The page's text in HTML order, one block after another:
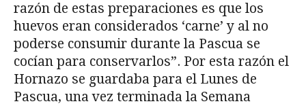
razón de estas preparaciones es que los
huevos eran considerados ‘carne’ y al no
poderse consumir durante la Pascua se
cocían para conservarlos”. Por esta razón el
Hornazo se guardaba para el Lunes de
Pascua, una vez terminada la Semana